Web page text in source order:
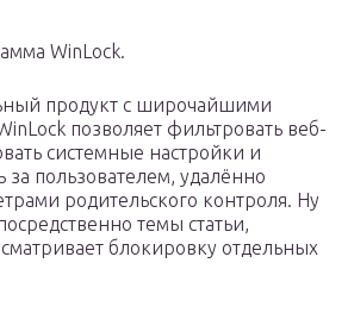
WinLock.
продукт с широчайшими
позволяет фильтровать веб-
системные настройки и
пользователем, удалённо
родительского контроля. Ну
темы статьи,
блокировку отдельных